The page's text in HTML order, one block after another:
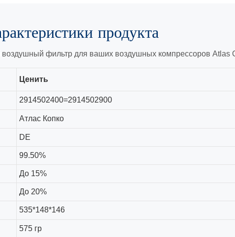
продукта
фильтр для ваших воздушных компрессоров Atlas
Ценить
2914502400=2914502900
Атлас Копко
DE
99.50%
До 15%
До 20%
535*148*146
575 гр